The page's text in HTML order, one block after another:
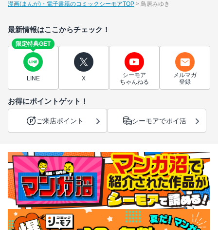
漫画(まんが)・電子書籍のコミックシーモアTOP 鳥居みゆき
最新情報はここからチェック！
限定特典GET
LINE X
シーモア
ちゃんねる
メルマガ
登録
お得にポイントゲット！
ご来店ポイント シーモアでポイ活